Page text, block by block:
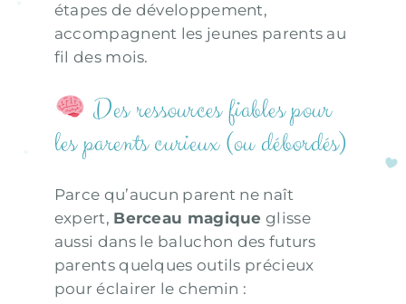
étapes de développement,
accompagnent les jeunes parents au
fil des mois.
Des ressources fiables pour
les parents curieux (ou débordés)
Parce qu’aucun parent ne naît
expert, Berceau magique glisse
aussi dans le baluchon des futurs
parents quelques outils précieux
pour éclairer le chemin :